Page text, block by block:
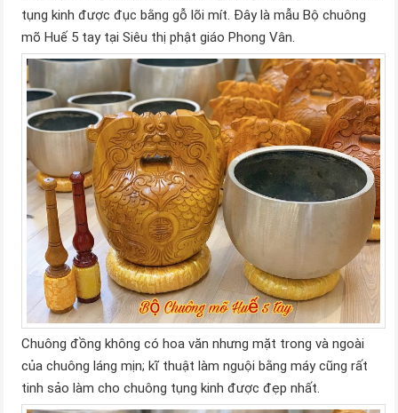
tụng kinh được đục bằng gỗ lõi mít. Đây là mẫu Bộ chuông
mõ Huế 5 tay tại Siêu thị phật giáo Phong Vân.
Chuông đồng không có hoa văn nhưng mặt trong và ngoài
của chuông láng mịn; kĩ thuật làm nguội bằng máy cũng rất
tinh sảo làm cho chuông tụng kinh được đẹp nhất.